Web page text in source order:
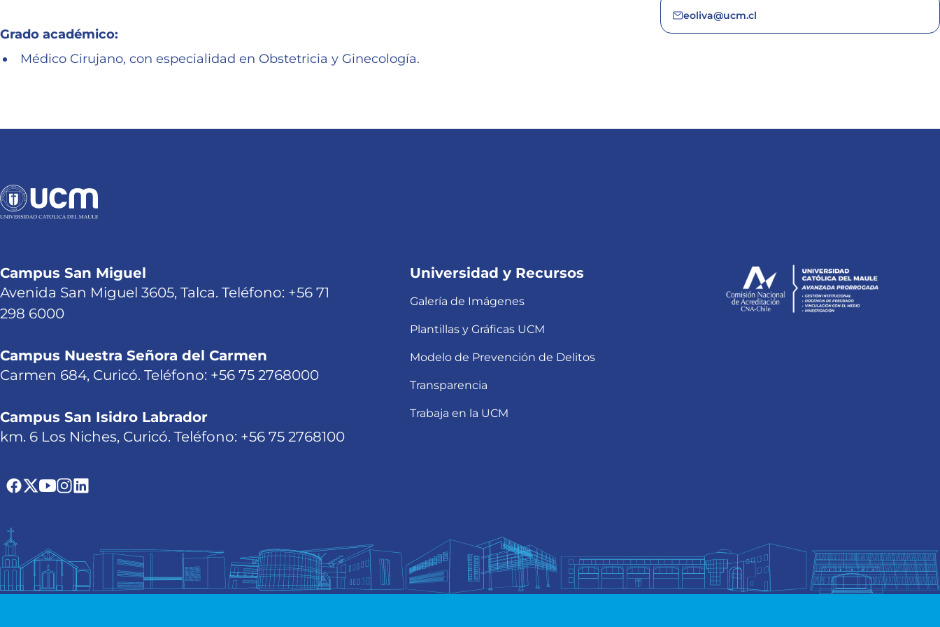
Grado académico:
Médico Cirujano, con especialidad en Obstetricia y Ginecología.
eoliva@ucm.cl
Campus San Miguel
Avenida San Miguel 3605, Talca. Teléfono: +56 71
298 6000
Campus Nuestra Señora del Carmen
Carmen 684, Curicó. Teléfono: +56 75 2768000
Campus San Isidro Labrador
km. 6 Los Niches, Curicó. Teléfono: +56 75 2768100
Universidad y Recursos
Galería de Imágenes
Plantillas y Gráficas UCM
Modelo de Prevención de Delitos
Transparencia
Trabaja en la UCM